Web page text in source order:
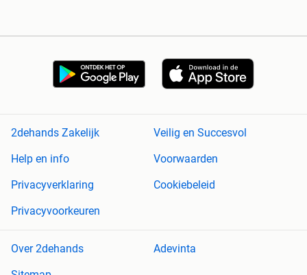
2dehands Zakelijk
Veilig en Succesvol
Help en info
Voorwaarden
Privacyverklaring
Cookiebeleid
Privacyvoorkeuren
Over 2dehands
Adevinta